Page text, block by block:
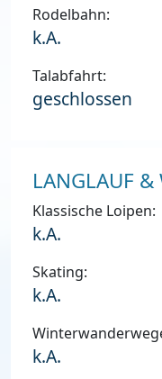
Rodelbahn:
k.A.
Talabfahrt:
geschlossen
LANGLAUF &
Klassische Loipen:
k.A.
Skating:
k.A.
k.A.